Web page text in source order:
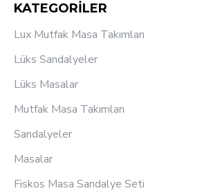
KATEGORİLER
Lux Mutfak Masa Takımları
Lüks Sandalyeler
Lüks Masalar
Mutfak Masa Takımları
Sandalyeler
Masalar
Fiskos Masa Sandalye Seti